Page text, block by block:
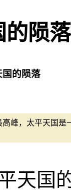
陨
国的陨落
峰，太平天国
天国